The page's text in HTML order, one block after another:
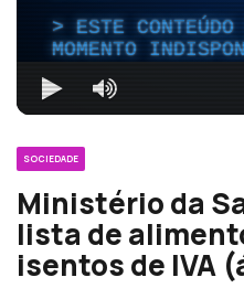
ESTE
MOMENTO
SOCIEDADE
Ministério da
lista de
isentos de IVA